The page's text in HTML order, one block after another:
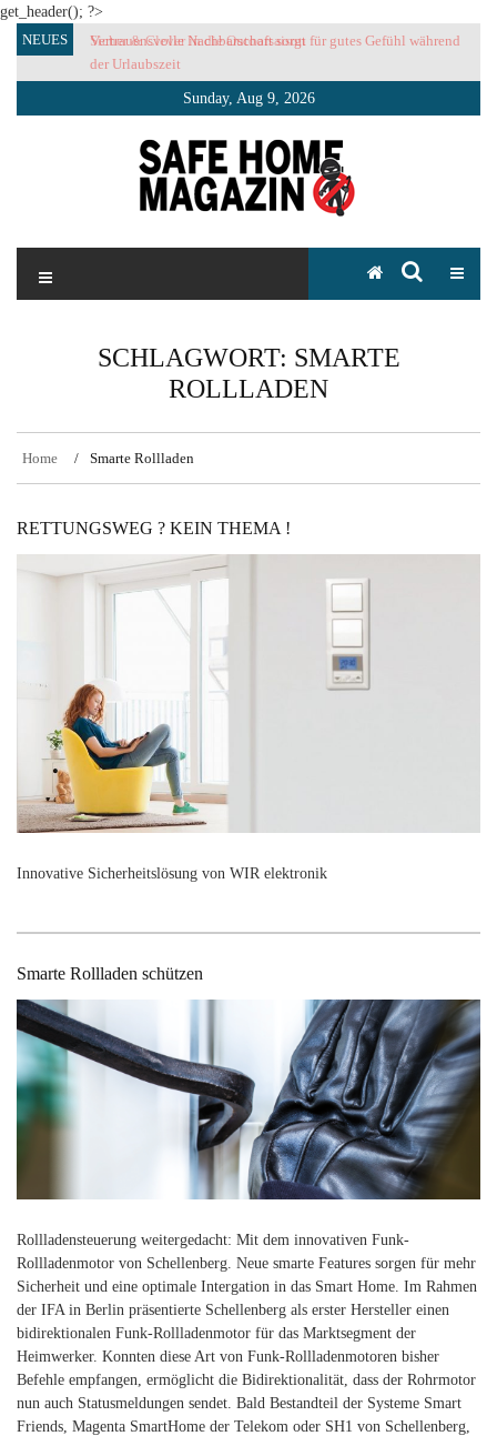
get_header(); ?>
Skip
content
NEUES
Vertrauensvolle Nachbarschaft sorgt für gutes Gefühl während
der Urlaubszeit
Sunday, Aug 9, 2026
SAFE HOME Magazin
SCHLAGWORT: SMARTE
ROLLLADEN
Home Smarte Rollladen
RETTUNGSWEG ? KEIN THEMA !
Innovative Sicherheitslösung von WIR elektronik
Smarte Rollladen schützen
Rollladensteuerung weitergedacht: Mit dem innovativen Funk-
Rollladenmotor von Schellenberg. Neue smarte Features sorgen für mehr
Sicherheit und eine optimale Intergation in das Smart Home. Im Rahmen
der IFA in Berlin präsentierte Schellenberg als erster Hersteller einen
bidirektionalen Funk-Rollladenmotor für das Marktsegment der
Heimwerker. Konnten diese Art von Funk-Rollladenmotoren bisher
Befehle empfangen, ermöglicht die Bidirektionalität, dass der Rohrmotor
nun auch Statusmeldungen sendet. Bald Bestandteil der Systeme Smart
Friends, Magenta SmartHome der Telekom oder SH1 von Schellenberg,